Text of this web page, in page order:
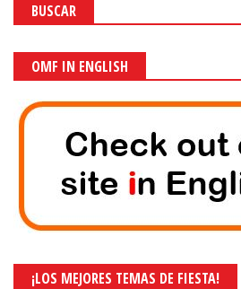
BUSCAR
OMF IN ENGLISH
¡LOS MEJORES TEMAS DE FIESTA!